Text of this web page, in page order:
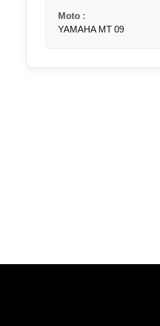
Moto :
YAMAHA MT 09